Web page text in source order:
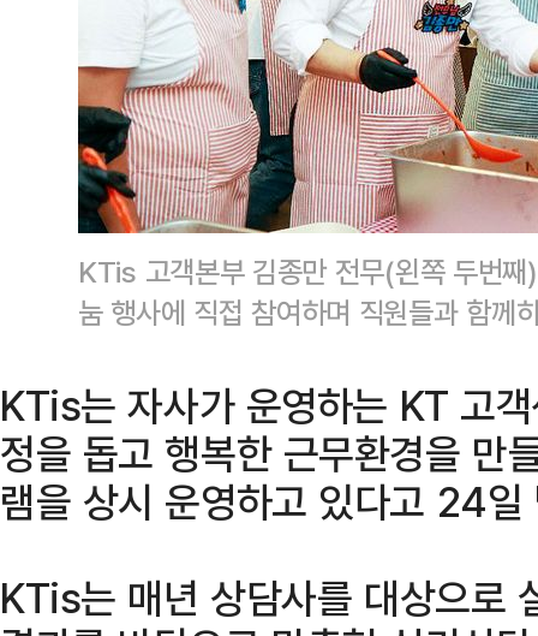
KTis 고객본부 김종만 전무(왼쪽 두번
눔 행사에 직접 참여하며 직원들과 함
KTis는 자사가 운영하는 KT 고
정을 돕고 행복한 근무환경을 만
램을 상시 운영하고 있다고 24일
KTis는 매년 상담사를 대상으로